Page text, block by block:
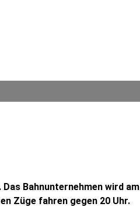
Bahnunternehmen wird am
Züge fahren gegen 20 Uhr.